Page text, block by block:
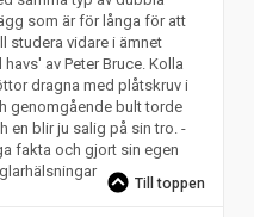
som är för långa för att
studera vidare i ämnet
av Peter Bruce. Kolla
dragna med plåtskruv i
genomgående bult torde
en blir ju salig på sin tro. -
fakta och gjort sin egen
Till toppen